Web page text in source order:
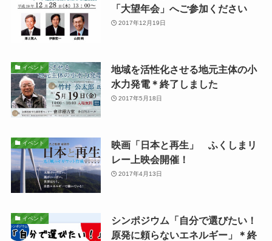
「大望年会」へご参加ください
2017年12月19日
イベント
地域を活性化させる地元主体の小
水力発電＊終了しました
2017年5月18日
イベント
映画「日本と再生」 ふくしまリ
レー上映会開催！
2017年4月13日
イベント
シンポジウム「自分で選びたい！
原発に頼らないエネルギー」＊終